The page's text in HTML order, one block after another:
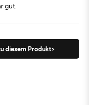
gut.
diesem Produkt>